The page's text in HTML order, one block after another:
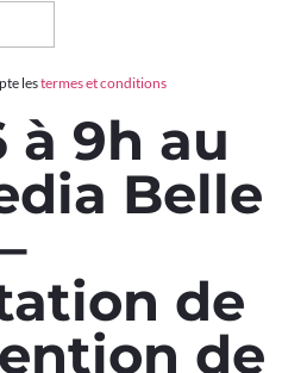
lestermes et conditions
à 9h au
Belle
de
de